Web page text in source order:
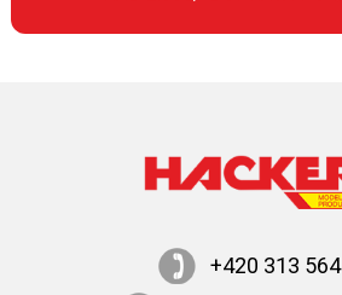
+420 313